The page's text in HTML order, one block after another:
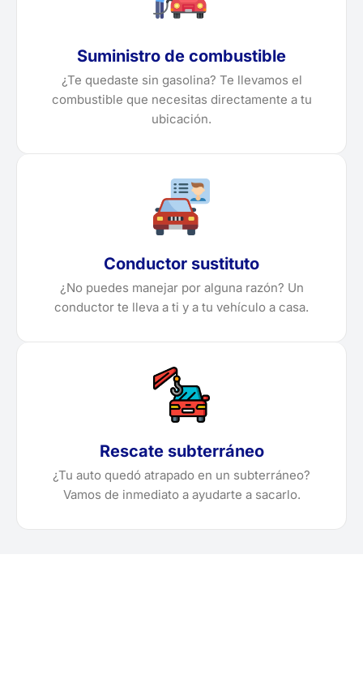
Suministro de combustible
¿Te quedaste sin gasolina? Te llevamos el
combustible que necesitas directamente a tu
ubicación.
Conductor sustituto
¿No puedes manejar por alguna razón? Un
conductor te lleva a ti y a tu vehículo a casa.
Rescate subterráneo
¿Tu auto quedó atrapado en un subterráneo?
Vamos de inmediato a ayudarte a sacarlo.